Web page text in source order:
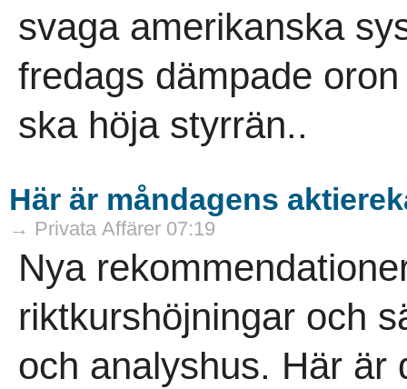
svaga amerikanska
fredags dämpade
ska höja styrrän..
Här är måndagens
→ Privata Affärer 07:19
Nya
riktkurshöjningar och
och analyshus. Här är